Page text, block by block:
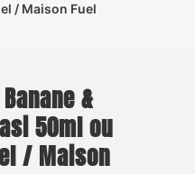
/ Maison Fuel
&
50ml ou
/ Maison